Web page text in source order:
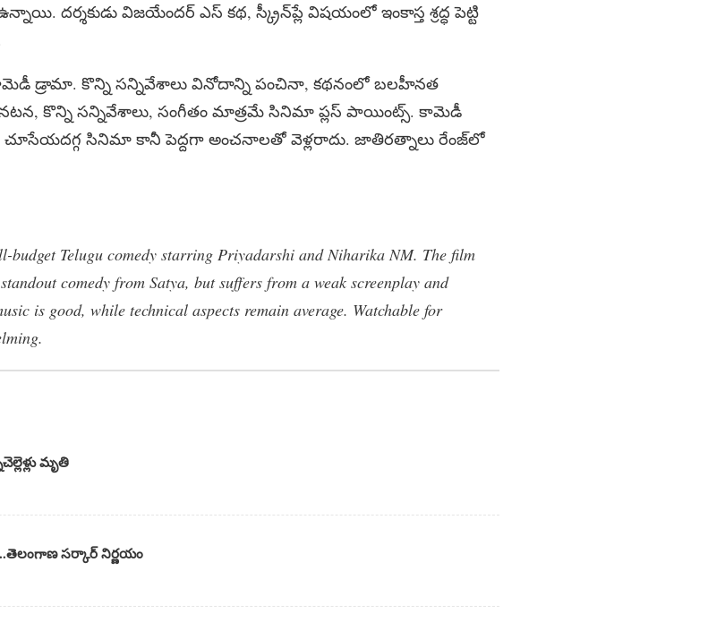
దర్శకుడు విజయేందర్ ఎస్‌ కథ, స్క్రీన్‌ప్లే విషయంలో ఇంకాస్త శ్రద్ధ పెట్టి
డ్రామా. కొన్ని సన్నివేశాలు వినోదాన్ని పంచినా, కథనంలో బలహీనత
కొన్ని సన్నివేశాలు, సంగీతం మాత్రమే సినిమా ప్లస్ పాయింట్స్. కామెడీ
చూసేయదగ్గ సినిమా కానీ పెద్దగా అంచనాలతో వెళ్లరాదు. జాతిరత్నాలు రేంజ్​లో
Telugu comedy starring Priyadarshi and Niharika NM. The film
comedy from Satya, but suffers from a weak screenplay and
is good, while technical aspects remain average. Watchable for
మృతి
సర్కార్ నిర్ణయం